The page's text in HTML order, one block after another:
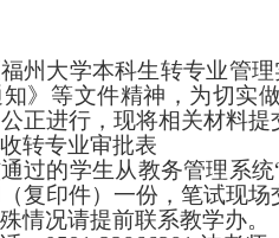
州大学本科生转专业管理
》等文件精神，为切实
正进行，现将相关材料提
转专业审批表
过的学生从教务管理系统
复印件）一份 ，笔试现场
情况请提前联系教学办。